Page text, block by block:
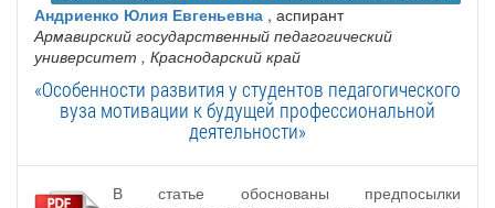
Андриенко Юлия Евгеньевна , аспирант
Армавирский государственный педагогический
университет , Краснодарский край
«Особенности развития у студентов педагогического
вуза мотивации к будущей профессиональной
деятельности»
В статье обоснованы предпосылки